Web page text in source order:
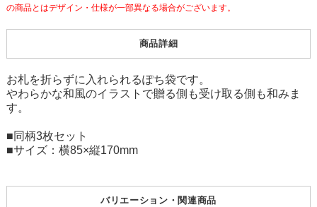
の商品とはデザイン・仕様が一部異なる場合がございます。
商品詳細
お札を折らずに入れられるぽち袋です。
やわらかな和風のイラストで贈る側も受け取る側も和みま
す。
■同柄3枚セット
■サイズ：横85×縦170mm
バリエーション・関連商品